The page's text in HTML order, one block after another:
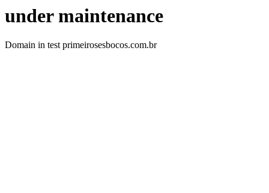
under maintenance
Domain in test primeirosesbocos.com.br